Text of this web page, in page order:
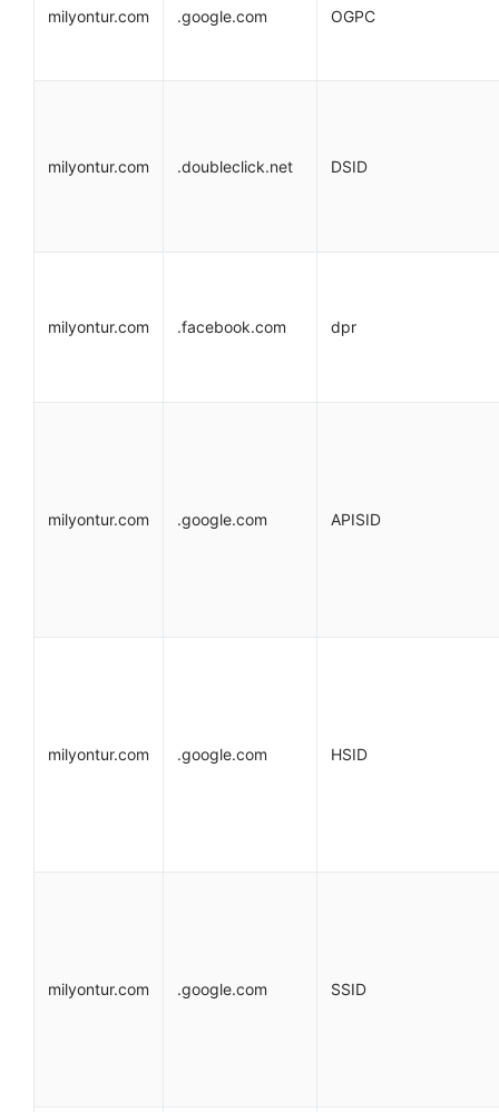
milyontur.com .google.com OGPC
milyontur.com .doubleclick.net DSID
milyontur.com .facebook.com dpr
milyontur.com .google.com APISID
milyontur.com .google.com HSID
milyontur.com .google.com SSID